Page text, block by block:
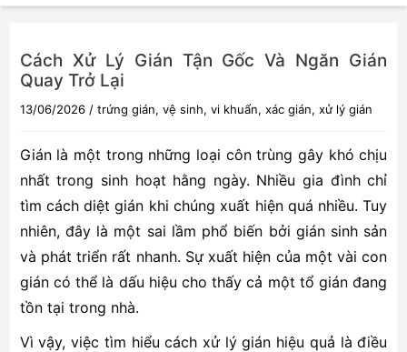
Cách Xử Lý Gián Tận Gốc Và Ngăn Gián
Quay Trở Lại
13/06/2026/ trứng gián, vệ sinh, vi khuẩn, xác gián, xử lý gián
Gián là một trong những loại côn trùng gây khó chịu
nhất trong sinh hoạt hằng ngày. Nhiều gia đình chỉ
tìm cách diệt gián khi chúng xuất hiện quá nhiều. Tuy
nhiên, đây là một sai lầm phổ biến bởi gián sinh sản
và phát triển rất nhanh. Sự xuất hiện của một vài con
gián có thể là dấu hiệu cho thấy cả một tổ gián đang
tồn tại trong nhà.
Vì vậy, việc tìm hiểu cách xử lý gián hiệu quả là điều